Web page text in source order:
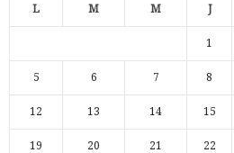
L M M J
1
5 6 7 8
12 13 14 15
19 20 21 22